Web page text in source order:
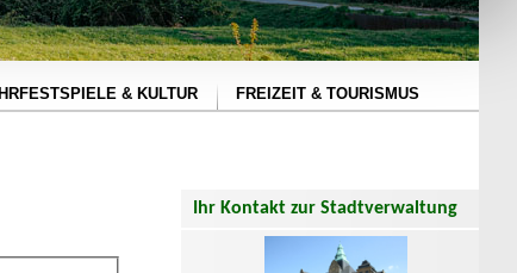
& KULTUR FREIZEIT & TOURISMUS
Ihr Kontakt zur Stadtverwaltung